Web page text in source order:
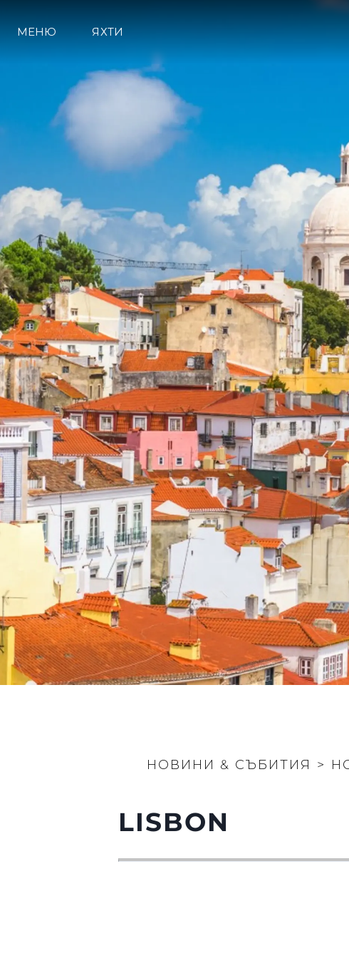
МЕНЮ ЯХТИ
НОВИНИ & СЪБИТИЯ >
LISBON
Информация
Карта На Сайта
Контакти
Предпочитания За
Бисквитки
Registered Office
Test Valuation Form
Sunseeker Range
Brochure